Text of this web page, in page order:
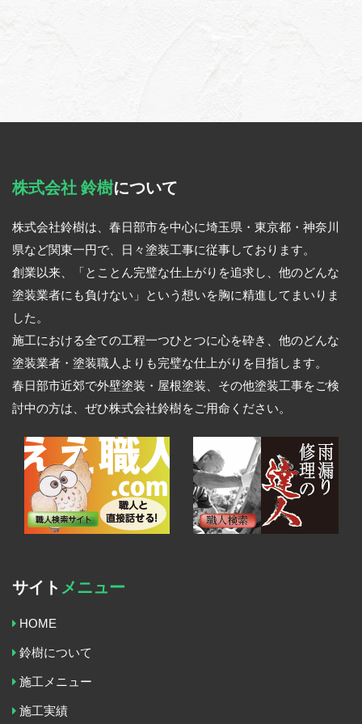
株式会社 鈴樹について
株式会社鈴樹は、春日部市を中心に埼玉県・東京都・神奈川
県など関東一円で、日々塗装工事に従事しております。
創業以来、「とことん完璧な仕上がりを追求し、他のどんな
塗装業者にも負けない」という想いを胸に精進してまいりま
した。
施工における全ての工程一つひとつに心を砕き、他のどんな
塗装業者・塗装職人よりも完璧な仕上がりを目指します。
春日部市近郊で外壁塗装・屋根塗装、その他塗装工事をご検
討中の方は、ぜひ株式会社鈴樹をご用命ください。
サイト メニュー
HOME
鈴樹について
施工メニュー
施工実績